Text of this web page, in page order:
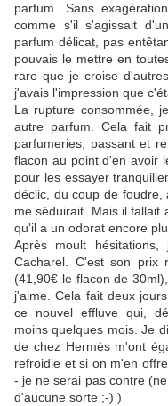
parfum. Sans
comme s'il s'agissait
parfum délicat, pas
pouvais le mettre en
rare que je croise
j'avais l'impression que
La rupture consommée,
autre parfum. Cela fait
parfumeries, passant et
flacon au point d'en avoir
pour les essayer
déclic, du coup de
me séduirait. Mais il fallait
qu'il a un odorat encore
Après moult
Cacharel. C'est son prix
(41,90€ le flacon de
j'aime. Cela fait deux
ce nouvel effluve qui,
moins quelques mois. Je
de chez Hermès m'ont
refroidie et si on m'en
- je ne serai pas contre
d'aucune sorte ;-) )